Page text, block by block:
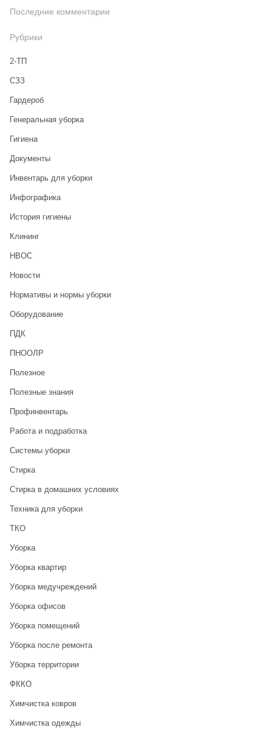
Последние комментарии
Рубрики
2-ТП
CЗЗ
Гардероб
Генеральная уборка
Гигиена
Документы
Инвентарь для уборки
Инфографика
История гигиены
Клининг
НВОС
Новости
Нормативы и нормы уборки
Оборудование
ПДК
ПНООЛР
Полезное
Полезные знания
Профинвентарь
Работа и подработка
Системы уборки
Стирка
Стирка в домашних условиях
Техника для уборки
ТКО
Уборка
Уборка квартир
Уборка медучреждений
Уборка офисов
Уборка помещений
Уборка после ремонта
Уборка территории
ФККО
Химчистка ковров
Химчистка одежды